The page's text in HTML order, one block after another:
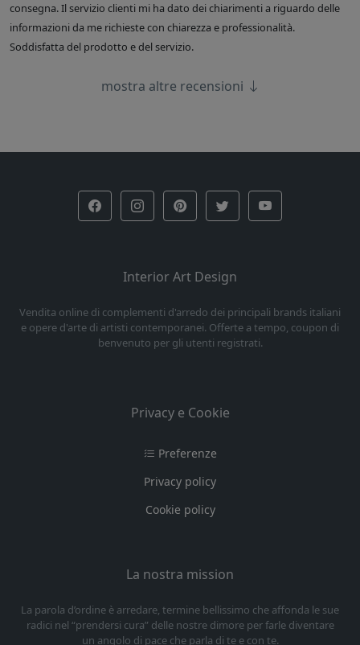
consegna. Il servizio clienti mi ha dato dei chiarimenti a riguardo delle
informazioni da me richieste con chiarezza e professionalità.
Soddisfatta del prodotto e del servizio.
mostra altre recensioni
Interior Art Design
Vendita online di complementi d'arredo dei principali brands italiani
e opere d'arte di artisti contemporanei. Offerte a tempo, coupon di
benvenuto per gli utenti registrati.
Privacy e Cookie
Preferenze
Privacy policy
Cookie policy
La nostra mission
La parola d’ordine è arredare, termine bellissimo che affonda le sue
radici nel “prendersi cura” delle nostre dimore per farle diventare
un angolo di pace che parla di te e con te.